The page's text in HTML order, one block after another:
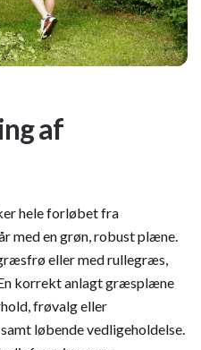
af
hele forløbet fra
med en grøn, robust plæne.
eller med rullegræs,
korrekt anlagt græsplæne
frøvalg eller
løbende vedligeholdelse.